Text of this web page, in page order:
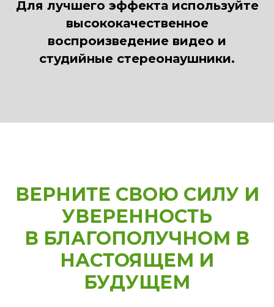
Для лучшего эффекта используйте
высококачественное
воспроизведение видео и
студийные стереонаушники.
ВЕРНИТЕ СВОЮ СИЛУ И
УВЕРЕННОСТЬ
В БЛАГОПОЛУЧНОМ В
НАСТОЯЩЕМ И
БУДУЩЕМ